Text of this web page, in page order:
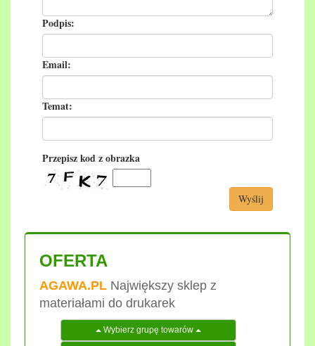
Podpis:
Email:
Temat:
Przepisz kod z obrazka
Wyślij
OFERTA
AGAWA.PL Największy sklep z
materiałami do drukarek
Wybierz grupę towarów